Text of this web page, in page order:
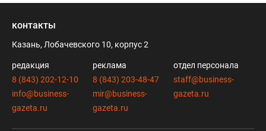
контакты
Казань, Лобачевского 10, корпус 2
редакция
8 (843) 202-12-10
info@business-
gazeta.ru
реклама
8 (843) 203-48-47
mir@business-
gazeta.ru
отдел персонала
staff@business-
gazeta.ru